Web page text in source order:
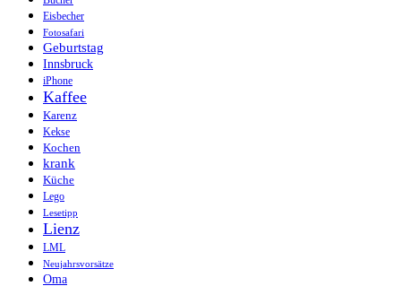
Eisbecher
Fotosafari
Geburtstag
Innsbruck
iPhone
Kaffee
Karenz
Kekse
Kochen
krank
Küche
Lego
Lesetipp
Lienz
LML
Neujahrsvorsätze
Oma